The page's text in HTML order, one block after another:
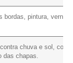
bordas, pintura, verniz
chuva e sol,
das chapas.